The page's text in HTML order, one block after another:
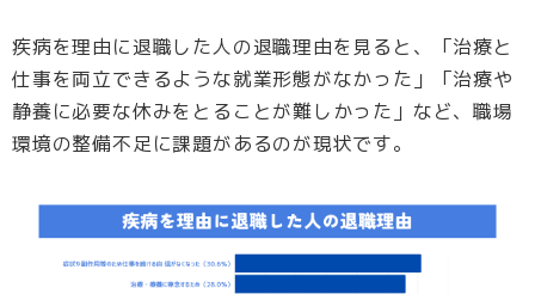
疾病を理由に退職した人の退職理由を見ると、「治療と
仕事を両立できるような就業形態がなかった」「治療や
静養に必要な休みをとることが難しかった」など、職場
環境の整備不足に課題があるのが現状です。